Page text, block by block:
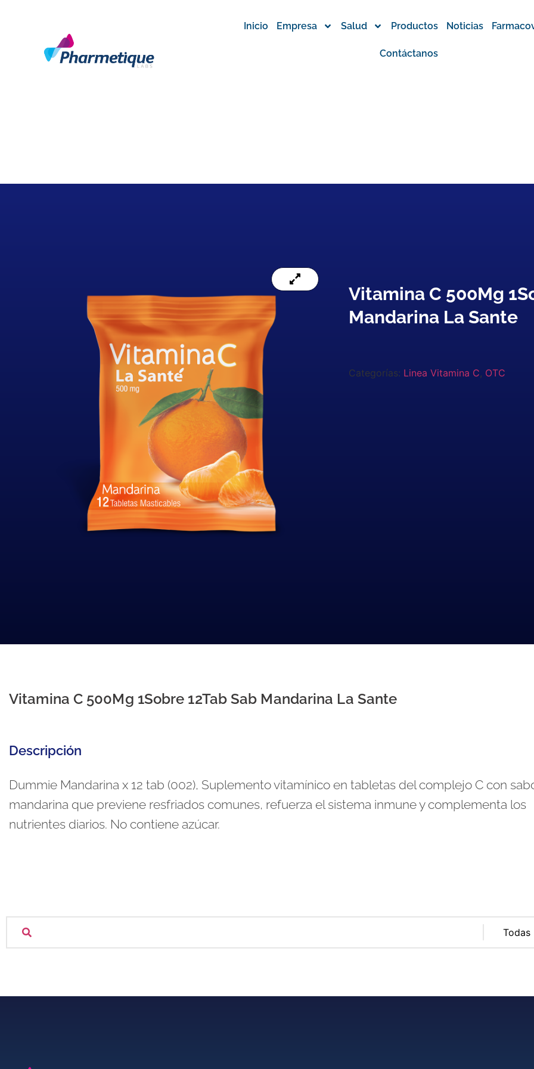
Inicio Empresa Salud Productos Noticias
Contáctanos
Vitamina C 500Mg
Mandarina La Sante
Categorías: Linea Vitamina C OTC
Vitamina C 500Mg 1Sobre 12Tab Sab Mandarina La Sante
Descripción
Dummie Mandarina x 12 tab (002), Suplemento vitamínico en tabletas del complejo C con
mandarina que previene resfriados comunes, refuerza el sistema inmune y complementa los
nutrientes diarios. No contiene azúcar.